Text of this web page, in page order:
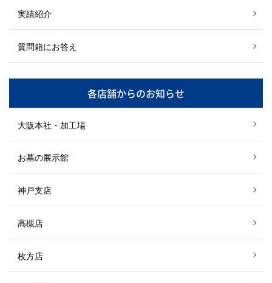
実績紹介
質問箱にお答え
各店舗からのお知らせ
大阪本社・加工場
お墓の展示館
神戸支店
高槻店
枚方店